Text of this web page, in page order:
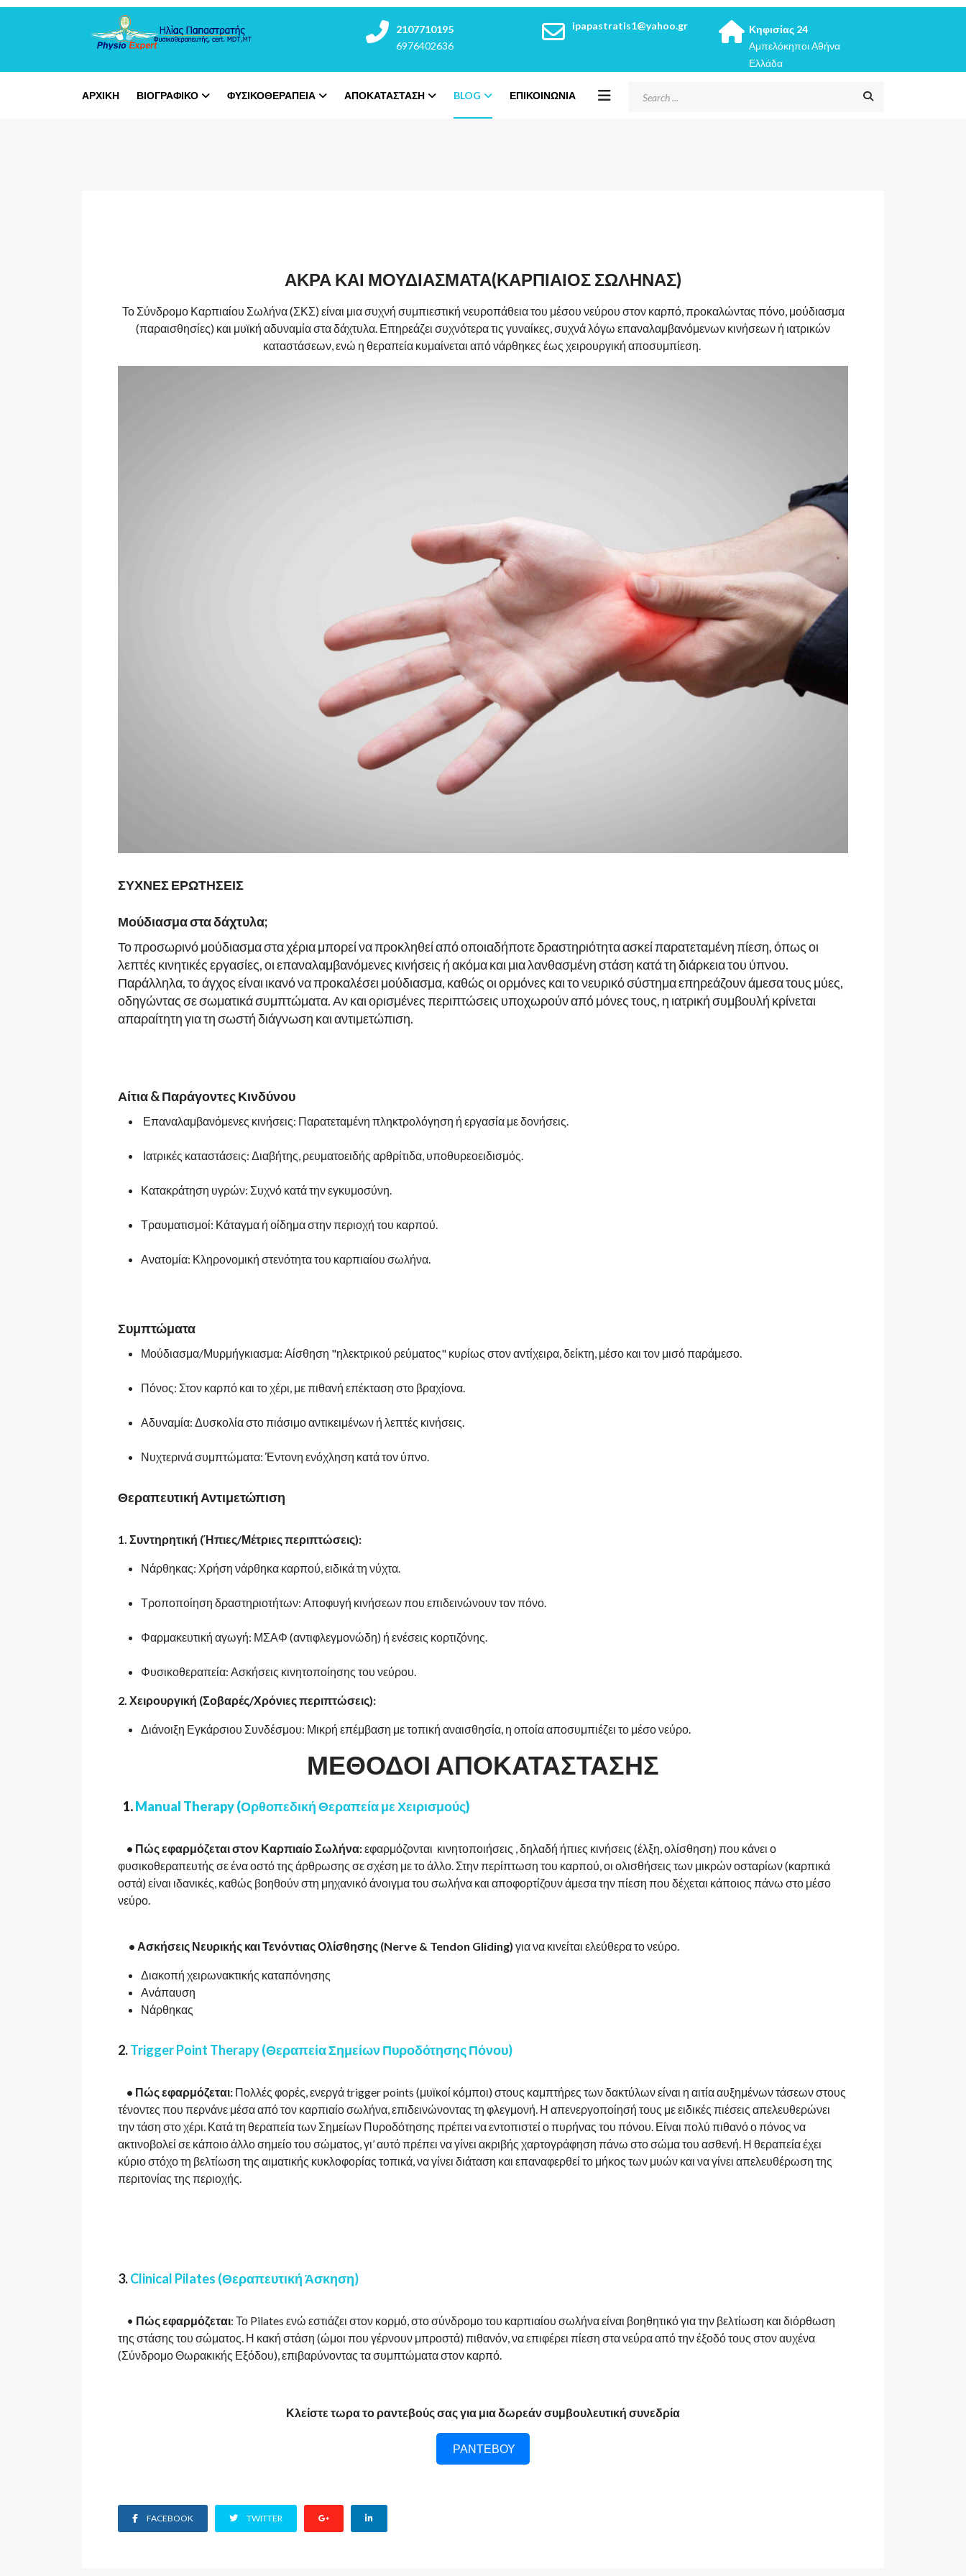
2107710195
6976402636
ipapastratis1@yahoo.gr
Κηφισίας 24
Αμπελόκηποι Αθήνα
Ελλάδα
ΑΡΧΙΚΗ ΒΙΟΓΡΑΦΙΚΟ ΦΥΣΙΚΟΘΕΡΑΠΕΊΑ ΑΠΟΚΑΤΆΣΤΑΣΗ BLOG ΕΠΙΚΟΙΝΩΝΊΑ
ΑΚΡΑ ΚΑΙ ΜΟΥΔΙΑΣΜΑΤΑ(ΚΑΡΠΙΑΙΟΣ ΣΩΛΗΝΑΣ)
Το Σύνδρομο Καρπιαίου Σωλήνα (ΣΚΣ) είναι μια συχνή συμπιεστική νευροπάθεια του μέσου νεύρου στον καρπό, προκαλώντας πόνο, μούδιασμα
(παραισθησίες) και μυϊκή αδυναμία στα δάχτυλα. Επηρεάζει συχνότερα τις γυναίκες, συχνά λόγω επαναλαμβανόμενων κινήσεων ή ιατρικών
καταστάσεων, ενώ η θεραπεία κυμαίνεται από νάρθηκες έως χειρουργική αποσυμπίεση.
ΣΥΧΝΕΣ ΕΡΩΤΗΣΕΙΣ
Μούδιασμα στα δάχτυλα;
Το προσωρινό μούδιασμα στα χέρια μπορεί να προκληθεί από οποιαδήποτε δραστηριότητα ασκεί παρατεταμένη πίεση, όπως οι
λεπτές κινητικές εργασίες, οι επαναλαμβανόμενες κινήσεις ή ακόμα και μια λανθασμένη στάση κατά τη διάρκεια του ύπνου.
Παράλληλα, το άγχος είναι ικανό να προκαλέσει μούδιασμα, καθώς οι ορμόνες και το νευρικό σύστημα επηρεάζουν άμεσα τους μύες,
οδηγώντας σε σωματικά συμπτώματα. Αν και ορισμένες περιπτώσεις υποχωρούν από μόνες τους, η ιατρική συμβουλή κρίνεται
απαραίτητη για τη σωστή διάγνωση και αντιμετώπιση.
Αίτια & Παράγοντες Κινδύνου
Επαναλαμβανόμενες κινήσεις: Παρατεταμένη πληκτρολόγηση ή εργασία με δονήσεις.
Ιατρικές καταστάσεις: Διαβήτης, ρευματοειδής αρθρίτιδα, υποθυρεοειδισμός.
Κατακράτηση υγρών: Συχνό κατά την εγκυμοσύνη.
Τραυματισμοί: Κάταγμα ή οίδημα στην περιοχή του καρπού.
Ανατομία: Κληρονομική στενότητα του καρπιαίου σωλήνα.
Συμπτώματα
Μούδιασμα/Μυρμήγκιασμα: Αίσθηση "ηλεκτρικού ρεύματος" κυρίως στον αντίχειρα, δείκτη, μέσο και τον μισό παράμεσο.
Πόνος: Στον καρπό και το χέρι, με πιθανή επέκταση στο βραχίονα.
Αδυναμία: Δυσκολία στο πιάσιμο αντικειμένων ή λεπτές κινήσεις.
Νυχτερινά συμπτώματα: Έντονη ενόχληση κατά τον ύπνο.
Θεραπευτική Αντιμετώπιση
1. Συντηρητική (Ήπιες/Μέτριες περιπτώσεις):
Νάρθηκας: Χρήση νάρθηκα καρπού, ειδικά τη νύχτα.
Τροποποίηση δραστηριοτήτων: Αποφυγή κινήσεων που επιδεινώνουν τον πόνο.
Φαρμακευτική αγωγή: ΜΣΑΦ (αντιφλεγμονώδη) ή ενέσεις κορτιζόνης.
Φυσικοθεραπεία: Ασκήσεις κινητοποίησης του νεύρου.
2. Χειρουργική (Σοβαρές/Χρόνιες περιπτώσεις):
Διάνοιξη Εγκάρσιου Συνδέσμου: Μικρή επέμβαση με τοπική αναισθησία, η οποία αποσυμπιέζει το μέσο νεύρο.
ΜΕΘΟΔΟΙ ΑΠΟΚΑΤΑΣΤΑΣΗΣ
1.Manual Therapy (Ορθοπεδική Θεραπεία με Χειρισμούς)
• Πώς εφαρμόζεται στον Καρπιαίο Σωλήνα:εφαρμόζονται κινητοποιήσεις , δηλαδή ήπιες κινήσεις (έλξη, ολίσθηση) που κάνει ο
φυσικοθεραπευτής σε ένα οστό της άρθρωσης σε σχέση με το άλλο. Στην περίπτωση του καρπού, οι ολισθήσεις των μικρών οσταρίων (καρπικά
οστά) είναι ιδανικές, καθώς βοηθούν στη μηχανικό άνοιγμα του σωλήνα και αποφορτίζουν άμεσα την πίεση που δέχεται κάποιος πάνω στο μέσο
νεύρο.
• Ασκήσεις Νευρικής και Τενόντιας Ολίσθησης (Nerve & Tendon Gliding) για να κινείται ελεύθερα το νεύρο.
Διακοπή χειρωνακτικής καταπόνησης
Ανάπαυση
Νάρθηκας
2.Trigger Point Therapy (Θεραπεία Σημείων Πυροδότησης Πόνου)
• Πώς εφαρμόζεται: Πολλές φορές, ενεργά trigger points (μυϊκοί κόμποι) στους καμπτήρες των δακτύλων είναι η αιτία αυξημένων τάσεων στους
τένοντες που περνάνε μέσα από τον καρπιαίο σωλήνα, επιδεινώνοντας τη φλεγμονή. Η απενεργοποίησή τους με ειδικές πιέσεις απελευθερώνει
την τάση στο χέρι. Κατά τη θεραπεία των Σημείων Πυροδότησης πρέπει να εντοπιστεί ο πυρήνας του πόνου. Είναι πολύ πιθανό ο πόνος να
ακτινοβολεί σε κάποιο άλλο σημείο του σώματος, γι’ αυτό πρέπει να γίνει ακριβής χαρτογράφηση πάνω στο σώμα του ασθενή. Η θεραπεία έχει
κύριο στόχο τη βελτίωση της αιματικής κυκλοφορίας τοπικά, να γίνει διάταση και επαναφερθεί το μήκος των μυών και να γίνει απελευθέρωση της
περιτονίας της περιοχής.
3.Clinical Pilates (Θεραπευτική Άσκηση)
• Πώς εφαρμόζεται: Το Pilates ενώ εστιάζει στον κορμό, στο σύνδρομο του καρπιαίου σωλήνα είναι βοηθητικό για την βελτίωση και διόρθωση
της στάσης του σώματος. Η κακή στάση (ώμοι που γέρνουν μπροστά) πιθανόν, να επιφέρει πίεση στα νεύρα από την έξοδό τους στον αυχένα
(Σύνδρομο Θωρακικής Εξόδου), επιβαρύνοντας τα συμπτώματα στον καρπό.
Κλείστε τωρα το ραντεβούς σας για μια δωρεάν συμβουλευτική συνεδρία
ΡΑΝΤΕΒΟΥ
FACEBOOK TWITTER